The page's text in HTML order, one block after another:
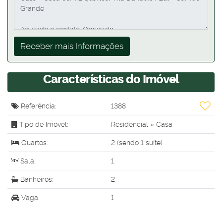
Características do Imóvel
Referência: 1388
Tipo de Imóvel: Residencial » Casa
Quartos: 2 (sendo 1 suíte)
Sala: 1
Banheiros: 2
Vaga: 1